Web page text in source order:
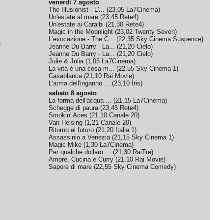
venerdì 7 agosto
The Illusionist - L'... (23,05 La7Cinema)
Un'estate al mare (23,45 Rete4)
Un'estate ai Caraibi (21,30 Rete4)
Magic in the Moonlight (23,02 Twenty Seven)
L'evocazione - The C... (22,35 Sky Cinema Suspence)
Jeanne Du Barry - La... (21,20 Cielo)
Jeanne Du Barry - La... (21,20 Cielo)
Julie & Julia(1,05 La7Cinema)
La vita è una cosa m... (22,55 Sky Cinema 1)
Casablanca(21,10 Rai Movie)
L'arma dell'inganno ... (23,10 Iris)
sabato 8 agosto
La forma dell'acqua ... (21,15 La7Cinema)
Schegge di paura(23,45 Rete4)
Smokin' Aces (21,10 Canale 20)
Van Helsing (1,21 Canale 20)
Ritorno al futuro (21,20 Italia 1)
Assassinio a Venezia(21,15 Sky Cinema 1)
Magic Mike (1,30 La7Cinema)
Per qualche dollaro ... (21,30 RaiTre)
Amore, Cucina e Curry (21,10 Rai Movie)
Sapore di mare (22,55 Sky Cinema Comedy)